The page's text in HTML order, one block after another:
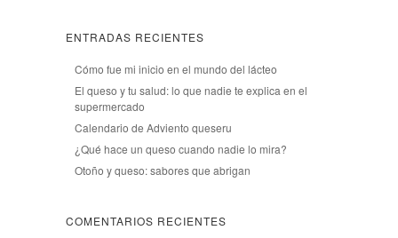
ENTRADAS RECIENTES
Cómo fue mi inicio en el mundo del lácteo
El queso y tu salud: lo que nadie te explica en el
supermercado
Calendario de Adviento queseru
¿Qué hace un queso cuando nadie lo mira?
Otoño y queso: sabores que abrigan
COMENTARIOS RECIENTES